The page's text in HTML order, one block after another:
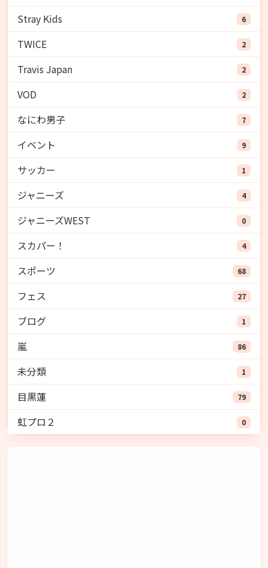
Stray Kids 6
TWICE 2
Travis Japan 2
VOD 2
なにわ男子 7
イベント 9
サッカー 1
ジャニーズ 4
ジャニーズWEST 0
スカパー！ 4
スポーツ 68
フェス 27
ブログ 1
嵐 86
未分類 1
目黒蓮 79
虹プロ２ 0